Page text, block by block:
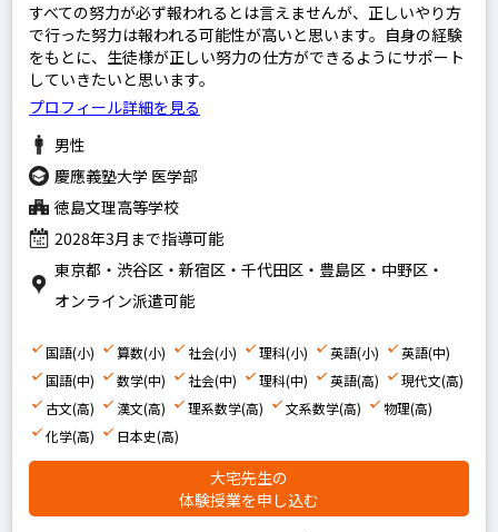
すべての努力が必ず報われるとは言えませんが、正しいやり方
で行った努力は報われる可能性が高いと思います。自身の経験
をもとに、生徒様が正しい努力の仕方ができるようにサポート
していきたいと思います。
プロフィール詳細を見る
男性
慶應義塾大学 医学部
徳島文理高等学校
2028年3月まで指導可能
東京都・渋谷区・新宿区・千代田区・豊島区・中野区・
オンライン派遣可能
国語(小) 算数(小) 社会(小) 理科(小) 英語(小)
英語(中)
国語(中)
数学(中) 社会(中) 理科(中) 英語(高)
現代文(高)
古文(高)
漢文(高) 理系数学(高) 文系数学(高)
物理(高)
化学(高)
日本史(高)
大宅先生の
体験授業を申し込む